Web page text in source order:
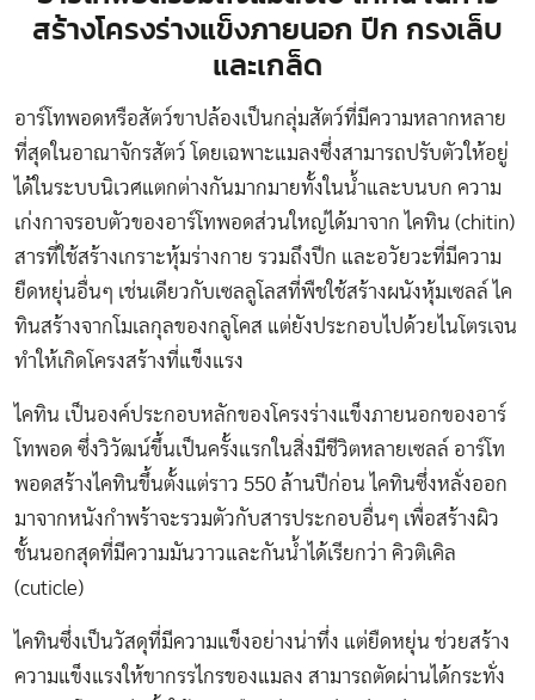
สร้างโครงร่างแข็งภายนอก ปีก กรงเล็บ
และเกล็ด
อาร์โทพอดหรือสัตว์ขาปล้องเป็นกลุ่มสัตว์ที่มีความหลากหลาย
ที่สุดในอาณาจักรสัตว์ โดยเฉพาะแมลงซึ่งสามารถปรับตัวให้อยู่
ได้ในระบบนิเวศแตกต่างกันมากมายทั้งในน้ำและบนบก ความ
เก่งกาจรอบตัวของอาร์โทพอดส่วนใหญ่ได้มาจาก ไคทิน (chitin)
สารที่ใช้สร้างเกราะหุ้มร่างกาย รวมถึงปีก และอวัยวะที่มีความ
ยืดหยุ่นอื่นๆ เช่นเดียวกับเซลลูโลสที่พืชใช้สร้างผนังหุ้มเซลล์ ไค
ทินสร้างจากโมเลกุลของกลูโคส แต่ยังประกอบไปด้วยไนโตรเจน
ทำให้เกิดโครงสร้างที่แข็งแรง
ไคทิน เป็นองค์ประกอบหลักของโครงร่างแข็งภายนอกของอาร์
โทพอด ซึ่งวิวัฒน์ขึ้นเป็นครั้งแรกในสิ่งมีชีวิตหลายเซลล์ อาร์โท
พอดสร้างไคทินขึ้นตั้งแต่ราว 550 ล้านปีก่อน ไคทินซึ่งหลั่งออก
มาจากหนังกำพร้าจะรวมตัวกับสารประกอบอื่นๆ เพื่อสร้างผิว
ชั้นนอกสุดที่มีความมันวาวและกันน้ำได้เรียกว่า คิวติเคิล
(cuticle)
ไคทินซึ่งเป็นวัสดุที่มีความแข็งอย่างน่าทึ่ง แต่ยืดหยุ่น ช่วยสร้าง
ความแข็งแรงให้ขากรรไกรของแมลง สามารถตัดผ่านได้กระทั่ง